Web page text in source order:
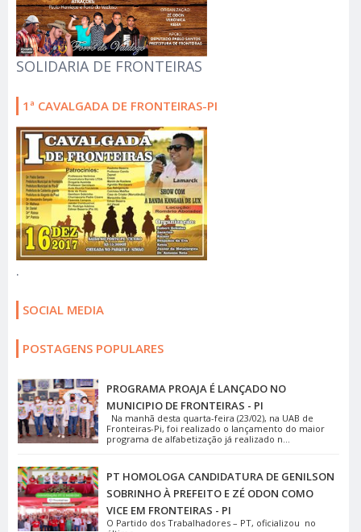
SOLIDARIA DE FRONTEIRAS
1ª CAVALGADA DE FRONTEIRAS-PI
.
SOCIAL MEDIA
POSTAGENS POPULARES
PROGRAMA PROAJA É LANÇADO NO
MUNICIPIO DE FRONTEIRAS - PI
Na manhã desta quarta-feira (23/02), na UAB de
Fronteiras-Pi, foi realizado o lançamento do maior
programa de alfabetização já realizado n...
PT HOMOLOGA CANDIDATURA DE GENILSON
SOBRINHO À PREFEITO E ZÉ ODON COMO
VICE EM FRONTEIRAS - PI
O Partido dos Trabalhadores – PT, oficializou no